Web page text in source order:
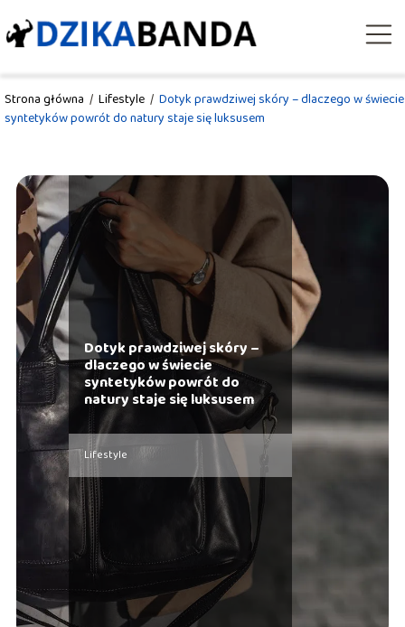
Strona główna / Lifestyle / Dotyk prawdziwej skóry – dlaczego w świecie
syntetyków powrót do natury staje się luksusem
Dotyk prawdziwej skóry –
dlaczego w świecie
syntetyków powrót do
natury staje się luksusem
Lifestyle